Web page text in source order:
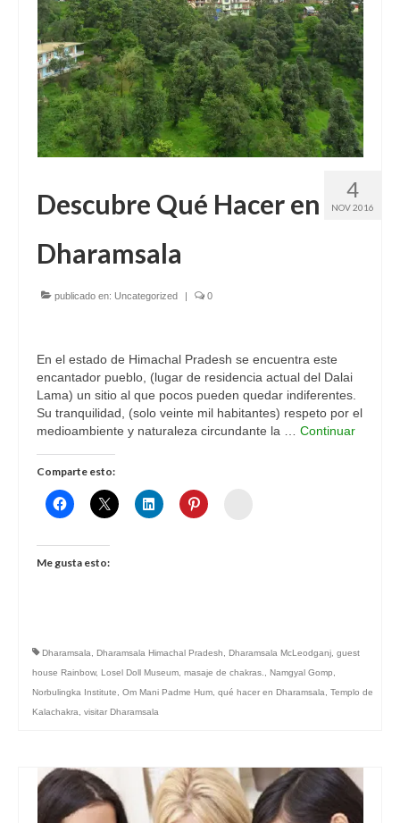
4
NOV 2016
Descubre Qué Hacer en
Dharamsala
publicado en: Uncategorized | 0
En el estado de Himachal Pradesh se encuentra este
encantador pueblo, (lugar de residencia actual del Dalai
Lama) un sitio al que pocos pueden quedar indiferentes.
Su tranquilidad, (solo veinte mil habitantes) respeto por el
medioambiente y naturaleza circundante la … Continuar
Comparte esto:
Me gusta esto:
Dharamsala Dharamsala Himachal Pradesh Dharamsala McLeodganj guest
house Rainbow, Losel Doll Museum masaje de chakras. Namgyal Gomp
Norbulingka Institute
Om Mani Padme Hum qué hacer en Dharamsala
Templo de
Kalachakra
visitar Dharamsala